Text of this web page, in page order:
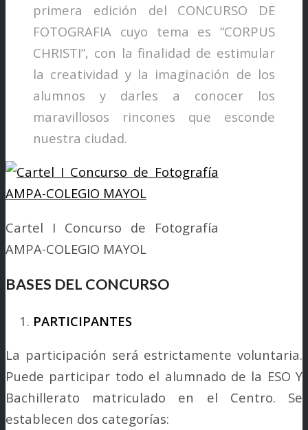
primera edición del CONCURSO DE
FOTOGRAFIA cuyo tema es “CORPUS
CHRISTI”, con la finalidad de estimular
la creatividad y la imaginación de los
alumnos y darles a conocer los
maravillosos rincones que esconde
nuestra ciudad.
Cartel I Concurso de Fotografía
AMPA-COLEGIO MAYOL
BASES DEL CONCURSO
PARTICIPANTES
La participación será estrictamente voluntaria.
Puede participar todo el alumnado de la ESO Y
Bachillerato matriculado en el Centro. Se
establecen dos categorías: